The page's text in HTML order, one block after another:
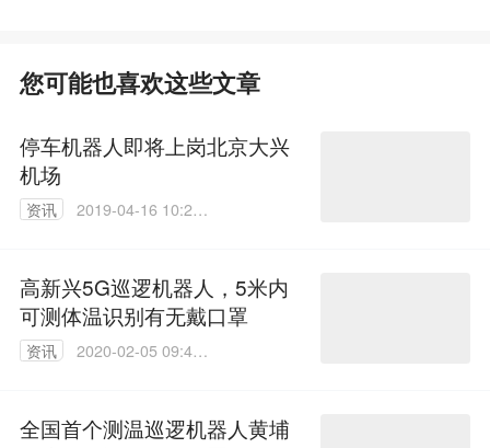
您可能也喜欢这些文章
停车机器人即将上岗北京大兴
机场
资讯
2019-04-16 10:27:
高新兴5G巡逻机器人，5米内
可测体温识别有无戴口罩
资讯
2020-02-05 09:47:
全国首个测温巡逻机器人黄埔